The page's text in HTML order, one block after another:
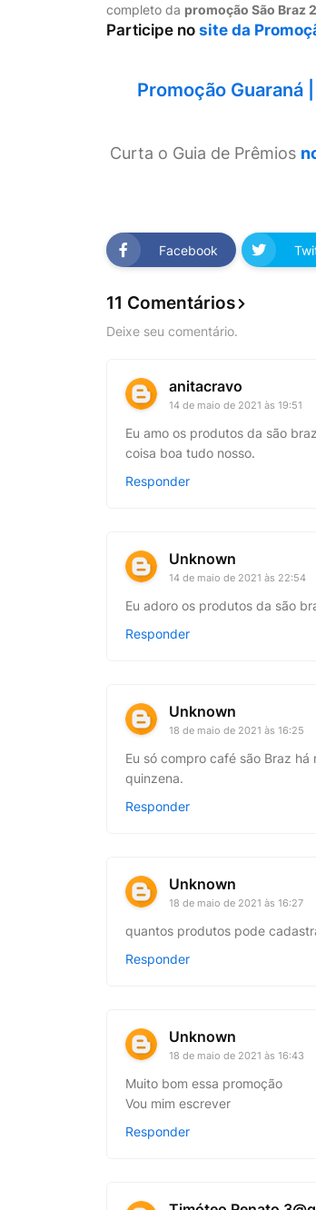
completo da promoção São Braz
Participe no site da
Promoção Guaraná
Curta o Guia de Prêmios
Facebook
11 Comentários
Deixe seu comentário.
anitacravo
14 de maio de 2021 às 19:51
Eu amo os produtos da são
coisa boa tudo nosso.
Responder
Unknown
14 de maio de 2021 às 22:54
Eu adoro os produtos da são
Responder
Unknown
18 de maio de 2021 às 16:25
Eu só compro café são Braz
quinzena.
Responder
Unknown
18 de maio de 2021 às 16:27
quantos produtos pode
Responder
Unknown
18 de maio de 2021 às 16:43
Muito bom essa promoção
Vou mim escrever
Responder